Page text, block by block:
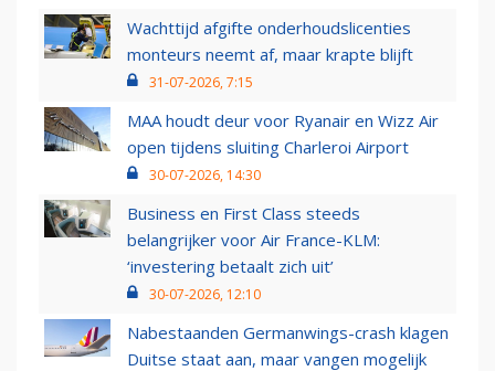
Wachttijd afgifte onderhoudslicenties
monteurs neemt af, maar krapte blijft
31-07-2026, 7:15
MAA houdt deur voor Ryanair en Wizz Air
open tijdens sluiting Charleroi Airport
30-07-2026, 14:30
Business en First Class steeds
belangrijker voor Air France-KLM:
‘investering betaalt zich uit’
30-07-2026, 12:10
Nabestaanden Germanwings-crash klagen
Duitse staat aan, maar vangen mogelijk